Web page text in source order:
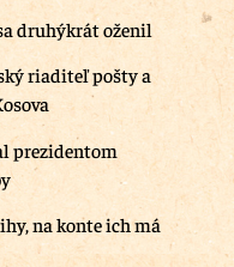
druhýkrát oženil
riaditeľ pošty a
prezidentom
na konte ich má